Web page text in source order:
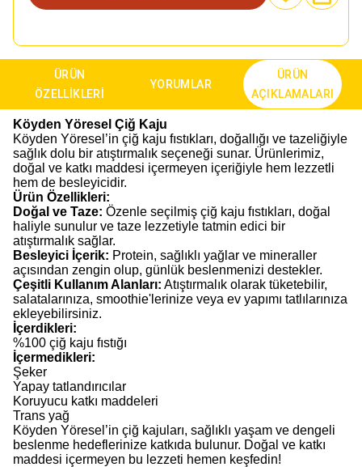
ÜRÜN
ÖZELLIKLERI
YORUMLAR
ÜRÜN
AÇIKLAMALARI
Köyden Yöresel Çiğ Kaju
Köyden Yöresel’in çiğ kaju fıstıkları, doğallığı ve tazeliğiyle
sağlık dolu bir atıştırmalık seçeneği sunar. Ürünlerimiz,
doğal ve katkı maddesi içermeyen içeriğiyle hem lezzetli
hem de besleyicidir.
Ürün Özellikleri:
Doğal ve Taze: Özenle seçilmiş çiğ kaju fıstıkları, doğal
haliyle sunulur ve taze lezzetiyle tatmin edici bir
atıştırmalık sağlar.
Besleyici İçerik: Protein, sağlıklı yağlar ve mineraller
açısından zengin olup, günlük beslenmenizi destekler.
Çeşitli Kullanım Alanları: Atıştırmalık olarak tüketebilir,
salatalarınıza, smoothie'lerinize veya ev yapımı tatlılarınıza
ekleyebilirsiniz.
İçerdikleri:
%100 çiğ kaju fıstığı
İçermedikleri:
Şeker
Yapay tatlandırıcılar
Koruyucu katkı maddeleri
Trans yağ
Köyden Yöresel’in çiğ kajuları, sağlıklı yaşam ve dengeli
beslenme hedeflerinize katkıda bulunur. Doğal ve katkı
maddesi içermeyen bu lezzeti hemen keşfedin!